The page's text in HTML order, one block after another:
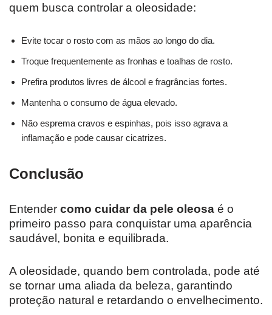
quem busca controlar a oleosidade:
Evite tocar o rosto com as mãos ao longo do dia.
Troque frequentemente as fronhas e toalhas de rosto.
Prefira produtos livres de álcool e fragrâncias fortes.
Mantenha o consumo de água elevado.
Não esprema cravos e espinhas, pois isso agrava a
inflamação e pode causar cicatrizes.
Conclusão
Entender como cuidar da pele oleosa é o
primeiro passo para conquistar uma aparência
saudável, bonita e equilibrada.
A oleosidade, quando bem controlada, pode até
se tornar uma aliada da beleza, garantindo
proteção natural e retardando o envelhecimento.